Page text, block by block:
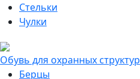
Стельки
Чулки
Обувь для охранных структур
Берцы